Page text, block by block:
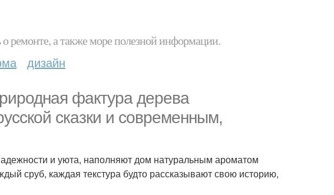
о ремонте, а также море полезной информации.
дизайн
фактура дерева
сказки и современным,
и уюта, наполняют дом натуральным ароматом
сруб, каждая текстура будто рассказывают свою историю,